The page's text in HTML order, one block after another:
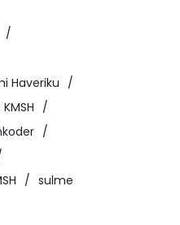
Haveriku
sulme